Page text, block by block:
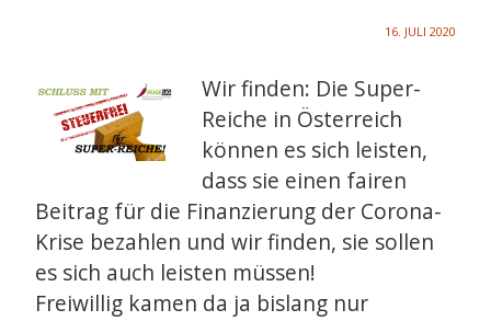
16. JULI 2020
Wir finden: Die Super-
Reiche in Österreich
können es sich leisten,
dass sie einen fairen
Beitrag für die Finanzierung der Corona-
Krise bezahlen und wir finden, sie sollen
es sich auch leisten müssen!
Freiwillig kamen da ja bislang nur